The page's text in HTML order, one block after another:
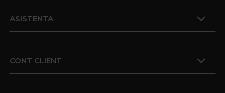
ASISTENTA
CONT CLIENT